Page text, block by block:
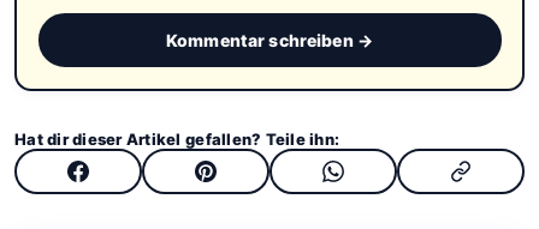
Kommentar schreiben →
Hat dir dieser Artikel gefallen? Teile ihn: